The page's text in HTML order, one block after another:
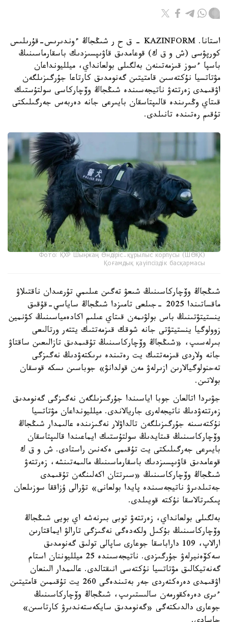
استانا. KAZINFORM – ق ح ر شىڭجاڭ ءوندىرىس-قۇرىلىس
كورپۋسى (ش و ق ك) قوعامدىق قاۋىپسىزدىك باسقارماسىنىڭ
باسپا ءسوز قىزمەتىنەن بەلگىلى بولعانداي، ميلليونداعان
مۋتاتسيا نۇكتەسىن قامتيتىن گەنومدىق كارتاعا جۇرگىزىلگەن
اۋقىمدى زەرتتەۋ ناتيجەسىندە شىڭجاڭ وۆچاركاسى سولتۇستىك
قىتاي وڭىرىندە قالىپتاسقان بايىرعى جانە دەربەس جەرگىلىكتى
تۇقىم رەتىندە تانىلدى.
Фото: ҚХР Шыңжаң Өндіріс-құрылыс корпусы (ШӨҚК)
Қоғамдық қауіпсіздік басқармасы
شىڭجاڭ وۆچاركاسىنىڭ شىعۋ تەگىن عىلىمي تۇرعىدان ناقتىلاۋ
ماقساتىندا 2025 -جىلعى تامىزدا شىڭجاڭ ساياسي-قۇقىق
ينستيتۋتىنىڭ باس بولۋىمەن قىتاي عىلىم اكادەمياسىنىڭ كۋنمين
زوولوگيا ينستيتۋتى جانە شوقك قىزمەتتىك يتتەر ورتالىعى
بىرلەسىپ، «شىڭجاڭ وۆچاركاسىنىڭ تۇقىمدىق تازالىعىن ساقتاۋ
جانە ولاردى قىزمەتتىك يت رەتىندە ىرىكتەۋدىڭ نەگىزگى
تەحنولوگيالارىن ازىرلەۋ مەن قولدانۋ» جوباسىن ىسكە قوسقان
بولاتىن.
جۋىردا اتالعان جوبا اياسىندا جۇرگىزىلگەن نەگىزگى گەنومدىق
زەرتتەۋدىڭ ناتيجەلەرى جاريالاندى. ميلليونداعان مۋتاتسيا
نۇكتەسىنە جۇرگىزىلگەن تالداۋلار نەگىزىندە عالىمدار شىڭجاڭ
وۆچاركاسىنىڭ قىتايدىڭ سولتۇستىك ايماعىندا قالىپتاسقان
بايىرعى جەرگىلىكتى يت تۇقىمى ەكەنىن راستادى. ش و ق ك
قوعامدىق قاۋىپسىزدىك باسقارماسىنىڭ مالىمەتىنشە، زەرتتەۋ
شىڭجاڭ وۆچاركاسىنىڭ «سىرتتان اكەلىنگەن تۇقىمدى
جەتىلدىرۋ ناتيجەسىندە پايدا بولعانى» تۋرالى ۇزاققا سوزىلعان
پىكىرتالاسقا نۇكتە قويىلدى.
بەلگىلى بولعانداي، زەرتتەۋ توبى بىرنەشە اي بويى شىڭجاڭ
وۆچاركاسىنىڭ بۇكىل ولكەدەگى نەگىزگى تارالۋ ايماقتارىن
ارالاپ، 109 داراباسقا جوعارى ساپالى تولىق گەنومدىق
سەكۆەنيرلەۋ جۇرگىزدى. ناتيجەسىندە 25 ميلليوننان استام
گەنەتيكالىق مۋتاتسيا نۇكتەسى انىقتالدى. عالىمدار الىنعان
اۋقىمدى دەرەكتەردى جەر بەتىندەگى 260 يت تۇقىمىن قامتيتىن
ءىرى دەرەكقورمەن سالىستىرىپ، شىڭجاڭ وۆچاركاسىنىڭ
جوعارى دالدىكتەگى «گەنومدىق سايكەستەندىرۋ كارتاسىن»